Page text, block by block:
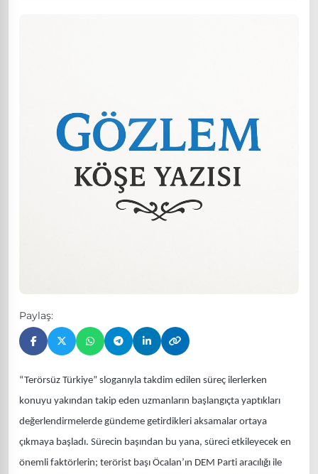
Paylaş:
“Terörsüz Türkiye” sloganıyla takdim edilen süreç ilerlerken
konuyu yakından takip eden uzmanların başlangıçta yaptıkları
değerlendirmelerde gündeme getirdikleri aksamalar ortaya
çıkmaya başladı. Sürecin başından bu yana, süreci etkileyecek en
önemli faktörlerin; terörist başı Öcalan’ın DEM Parti aracılığı ile